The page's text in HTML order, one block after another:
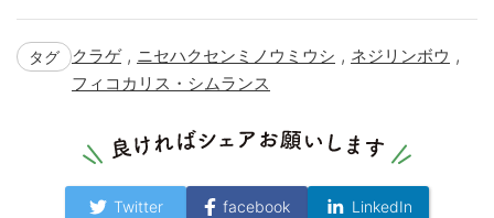
タグ クラゲ, ニセハクセンミノウミウシ , ネジリンボウ ,
フィコカリス・シムランス
Twitter facebook LinkedIn